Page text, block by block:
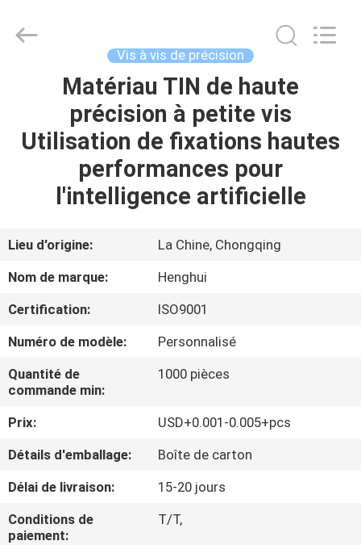
MAISON
PRODUITS
VIDÉOS
AU
SUJET
NOUS
VISITE
D'USINE
CONTRÔLE
DE
QUALITÉ
Precision
Vis à vis de précision
Matériau TIN de haute
précision à petite vis
Utilisation de fixations hautes
performances pour
l'intelligence artificielle
Lieu d'origine:
La Chine, Chongqing
Nom de marque:
Henghui
Certification:
ISO9001
Numéro de modèle:
Personnalisé
Quantité de
commande min:
1000 pièces
Prix:
USD+0.001-0.005+pcs
Détails d'emballage:
Boîte de carton
Délai de livraison:
15-20 jours
Conditions de
paiement:
T/T,